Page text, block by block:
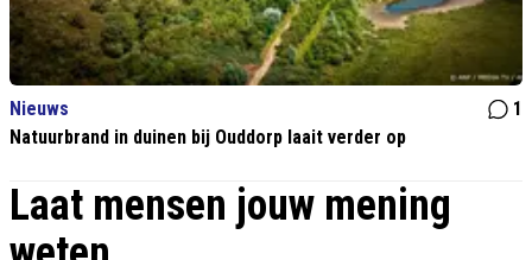
Nieuws
1
Natuurbrand in duinen bij Ouddorp laait verder op
Laat mensen jouw mening